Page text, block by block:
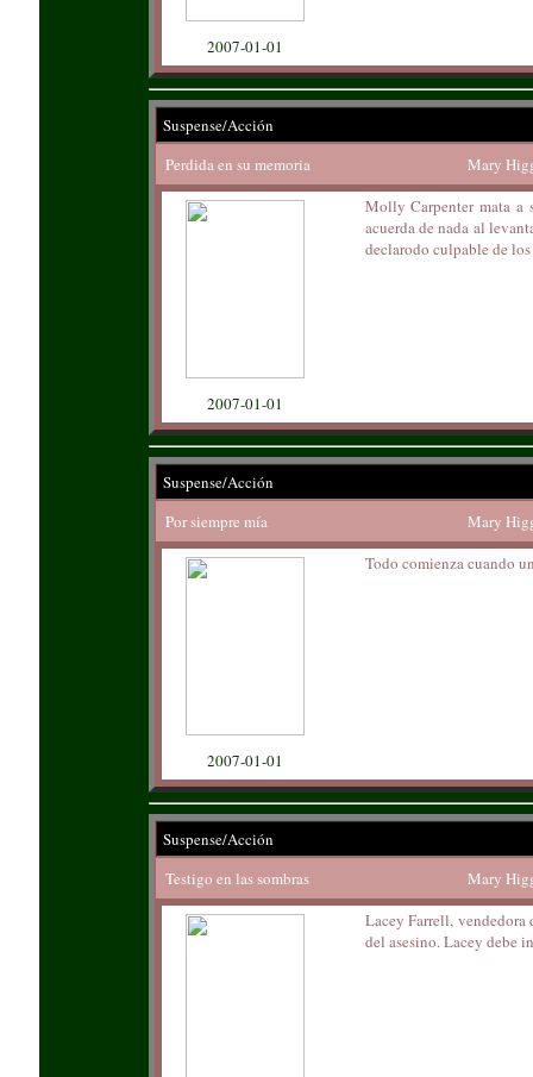
2007-01-01
Suspense/Acción
Perdida en su memoria
Mary
2007-01-01
Molly Carpenter mata a
acuerda de nada al
declarodo culpable de
Suspense/Acción
Por siempre mía
Mary
2007-01-01
Todo comienza cuando
Suspense/Acción
Testigo en las sombras
Mary
Lacey Farrell, vendedora
del asesino. Lacey debe